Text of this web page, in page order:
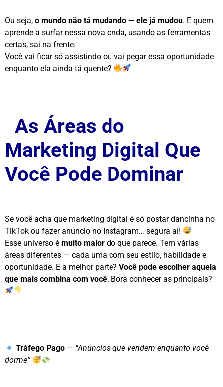
Ou seja, o mundo não tá mudando — ele já mudou. E quem
aprende a surfar nessa nova onda, usando as ferramentas
certas, sai na frente.
Você vai ficar só assistindo ou vai pegar essa oportunidade
enquanto ela ainda tá quente?
As Áreas do
Marketing Digital Que
Você Pode Dominar
Se você acha que marketing digital é só postar dancinha no
TikTok ou fazer anúncio no Instagram… segura aí!
Esse universo é muito maior do que parece. Tem várias
áreas diferentes — cada uma com seu estilo, habilidade e
oportunidade. E a melhor parte? Você pode escolher aquela
que mais combina com você. Bora conhecer as principais?
Tráfego Pago — “Anúncios que vendem enquanto você
dorme”